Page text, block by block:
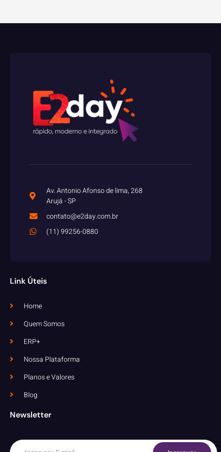
Av. Antonio Afonso de lima, 268
Arujá - SP
contato@e2day.com.br
(11) 99256-0880
Link Úteis
Home
Quem Somos
ERP+
Nossa Plataforma
Planos e Valores
Blog
Newsletter